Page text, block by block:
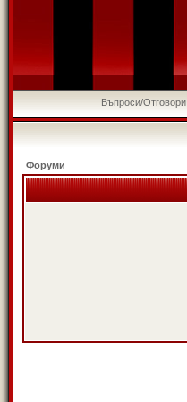
Въпроси/Отговори
Форуми